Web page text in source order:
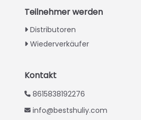
Teilnehmer werden
Distributoren
Wiederverkäufer
Kontakt
8615838192276
info@bestshuliy.com
Japanese